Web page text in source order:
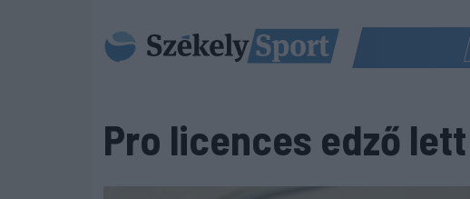
Pro licences edző